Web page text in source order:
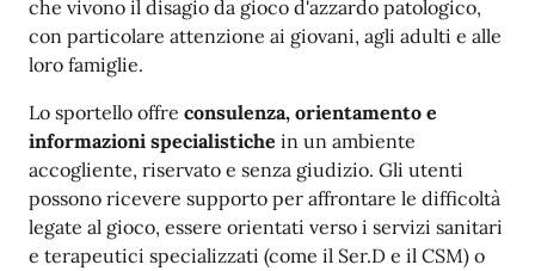
che vivono il disagio da gioco d'azzardo patologico,
con particolare attenzione ai giovani, agli adulti e alle
loro famiglie.
Lo sportello offre consulenza, orientamento e
informazioni specialistiche in un ambiente
accogliente, riservato e senza giudizio. Gli utenti
possono ricevere supporto per affrontare le difficoltà
legate al gioco, essere orientati verso i servizi sanitari
e terapeutici specializzati (come il Ser.D e il CSM) o